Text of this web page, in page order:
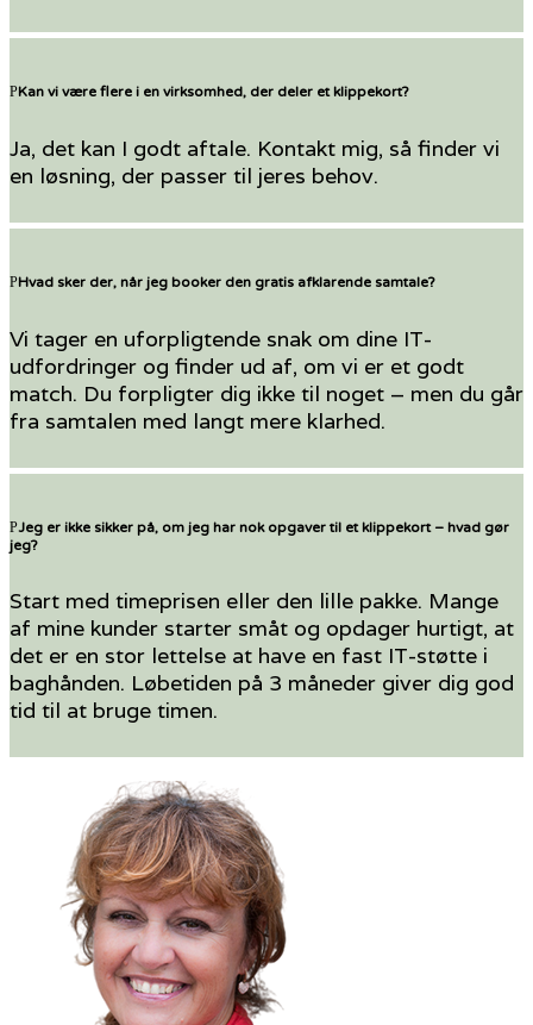
Kan vi være flere i en virksomhed, der deler et klippekort?
Ja, det kan I godt aftale. Kontakt mig, så finder vi
en løsning, der passer til jeres behov.
Hvad sker der, når jeg booker den gratis afklarende samtale?
Vi tager en uforpligtende snak om dine IT-
udfordringer og finder ud af, om vi er et godt
match. Du forpligter dig ikke til noget – men du går
fra samtalen med langt mere klarhed.
Jeg er ikke sikker på, om jeg har nok opgaver til et klippekort – hvad gør
jeg?
Start med timeprisen eller den lille pakke. Mange
af mine kunder starter småt og opdager hurtigt, at
det er en stor lettelse at have en fast IT-støtte i
baghånden. Løbetiden på 3 måneder giver dig god
tid til at bruge timen.